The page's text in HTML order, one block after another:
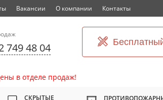
Вакансии О компании Контакты
749 48 04
в отделе продаж!
СКРЫТЫЕ